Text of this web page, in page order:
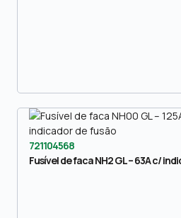
721104568
Fusível de faca NH2 GL – 63A c/